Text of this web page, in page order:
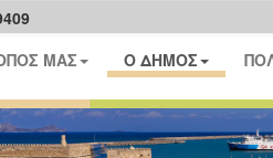
ΜΑΣ Ο ΔΗΜΟΣ